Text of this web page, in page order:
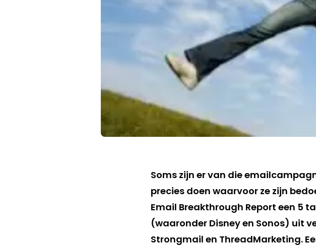
Soms zijn er van die
precies doen waarvoor ze zijn
Email Breakthrough Report een 5
(waaronder Disney en Sonos) uit
Strongmail en ThreadMarketing.